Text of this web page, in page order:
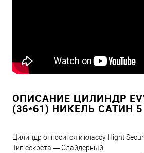
ОПИСАНИЕ ЦИЛИНДР
(36*61) НИКЕЛЬ САТИН
Цилиндр относится к классу Hight
Тип секрета — Слайдерный.